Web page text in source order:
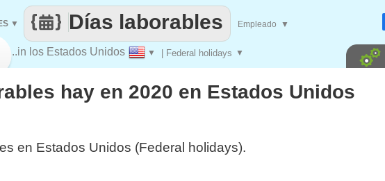
..in los Estados Unidos ▼ | Federal holidays ▼
Días laborables
▼ Empleado ▼
hay en 2020 en Estados Unidos
en Estados Unidos (Federal holidays).